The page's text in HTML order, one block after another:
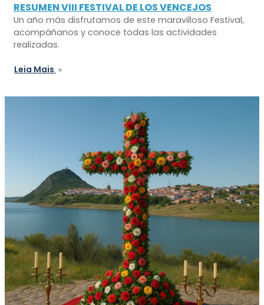
RESUMEN VIII FESTIVAL DE LOS VENCEJOS
Un año más disfrutamos de este maravilloso Festival,
acompáñanos y conoce todas las actividades
realizadas.
Leia Mais